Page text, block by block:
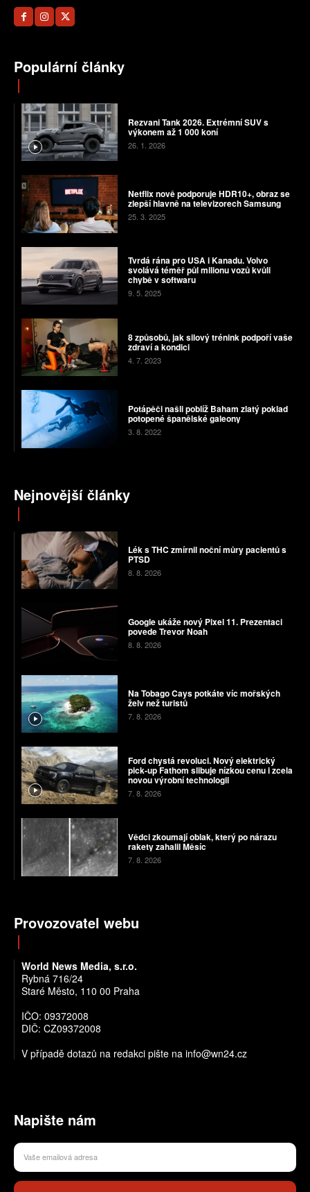
Populární články
Rezvani Tank 2026. Extrémní SUV s
výkonem až 1 000 koní
26. 1. 2026
Netflix nově podporuje HDR10+, obraz se
zlepší hlavně na televizorech Samsung
25. 3. 2025
Tvrdá rána pro USA i Kanadu. Volvo
svolává téměř půl milionu vozů kvůli
chybě v softwaru
9. 5. 2025
8 způsobů, jak silový trénink podpoří vaše
zdraví a kondici
4. 7. 2023
Potápěči našli poblíž Baham zlatý poklad
potopené španělské galeony
3. 8. 2022
Nejnovější články
Lék s THC zmírnil noční můry pacientů s
PTSD
8. 8. 2026
Google ukáže nový Pixel 11. Prezentaci
povede Trevor Noah
8. 8. 2026
Na Tobago Cays potkáte víc mořských
želv než turistů
7. 8. 2026
Ford chystá revoluci. Nový elektrický
pick-up Fathom slibuje nízkou cenu i zcela
novou výrobní technologii
7. 8. 2026
Vědci zkoumají oblak, který po nárazu
rakety zahalil Měsíc
7. 8. 2026
Provozovatel webu
World News Media, s.r.o.
Rybná 716/24
Staré Město, 110 00 Praha
IČO: 09372008
DIČ: CZ09372008
V případě dotazů na redakci pište na info@wn24.cz
Napište nám